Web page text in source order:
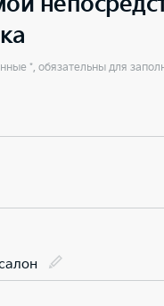
*, обязательны для